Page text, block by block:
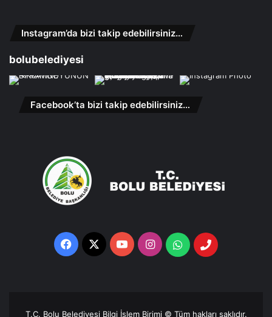
Instagram’da bizi takip edebilirsiniz…
bolubelediyesi
Facebook’ta bizi takip edebilirsiniz…
Facebook
X YouTubeInstagramWhatsappTelefon
T.C. Bolu Belediyesi Bilgi İşlem Birimi © Tüm hakları saklıdır.